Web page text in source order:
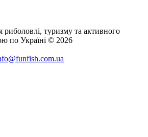
туризму та активного
по Україні © 2026